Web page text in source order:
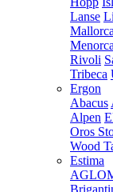
Lanse
Mallorca
Menorca
Rivoli
Tribeca
Ergon
Abacus
Alpen
Oros
Wood
Estima